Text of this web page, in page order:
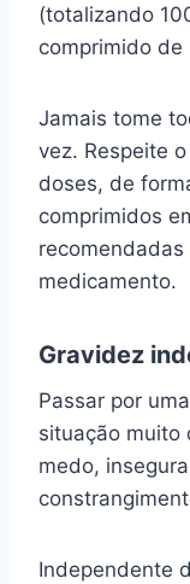
(totalizando
comprimido de
Jamais tome
vez. Respeite
doses, de
comprimidos
medicamento.
Gravidez
Passar por
situação muito
medo,
Independente